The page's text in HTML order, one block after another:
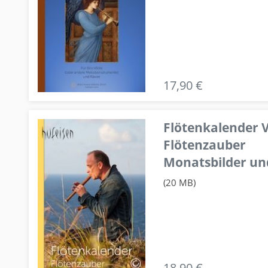
17,90 €
Flötenkalender
Flötenzauber
Monatsbilder
(20 MB)